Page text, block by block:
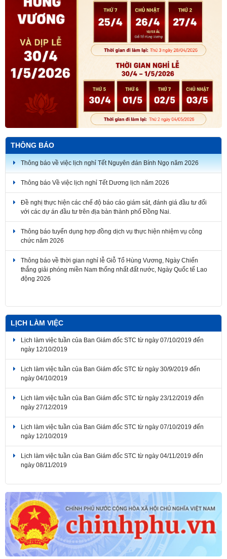
THÔNG BÁO
Thông báo về việc lịch nghỉ Tết Nguyên đán Bính Ngọ năm 2026
Thông báo Về việc lịch nghỉ Tết Dương lịch năm 2026
Đề nghị thực hiện các chế độ báo cáo giám sát, đánh giá đầu tư đối
với các dự án đầu tư trên địa bàn thành phố Đồng Nai.
Thông báo tuyển dụng hợp đồng dịch vụ thực hiện nhiệm vụ công
chức năm 2026
Thông báo về thời gian nghỉ lễ Giỗ Tổ Hùng Vương, Ngày Chiến
thắng giải phóng miền Nam thống nhất đất nước, Ngày Quốc tế Lao
động 2026
LỊCH LÀM VIỆC
Lịch làm việc tuần của Ban Giám đốc STC từ ngày 07/10/2019 đến
ngày 12/10/2019
Lịch làm việc tuần của Ban Giám đốc STC từ ngày 30/9/2019 đến
ngày 04/10/2019
Lịch làm việc tuần của Ban Giám đốc STC từ ngày 23/12/2019 đến
ngày 27/12/2019
Lịch làm việc tuần của Ban Giám đốc STC từ ngày 07/10/2019 đến
ngày 12/10/2019
Lịch làm việc tuần của Ban Giám đốc STC từ ngày 04/11/2019 đến
ngày 08/11/2019